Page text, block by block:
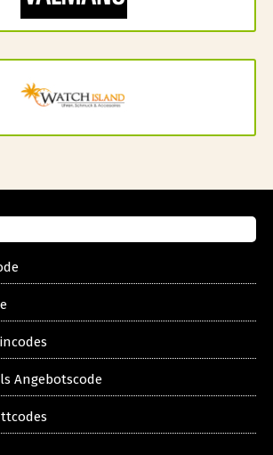
Angebotscode